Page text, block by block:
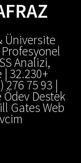
Üniversite
Profesyonel
Analizi,
32.230+
276 75 93 |
Ödev Destek
Gates Web